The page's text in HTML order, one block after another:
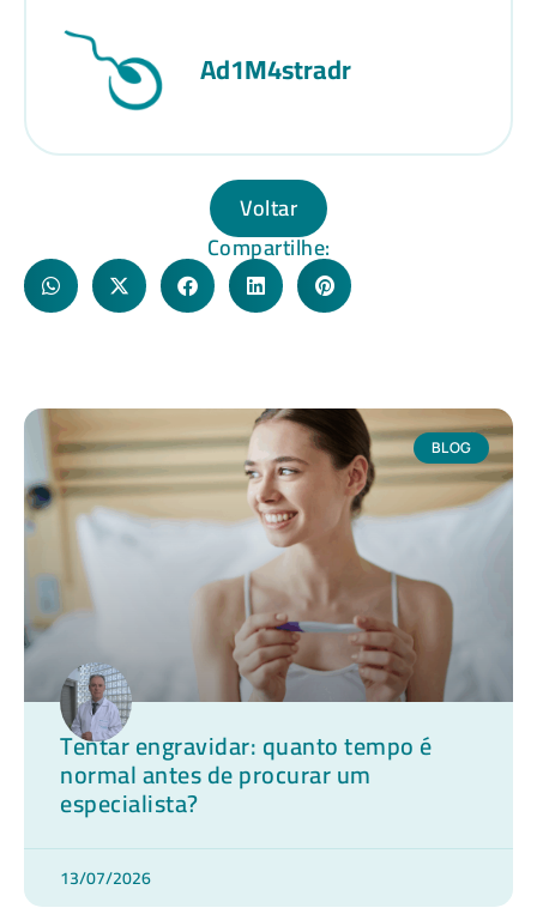
Ad1M4stradr
Voltar
Compartilhe:
BLOG
Tentar engravidar: quanto tempo é
normal antes de procurar um
especialista?
13/07/2026